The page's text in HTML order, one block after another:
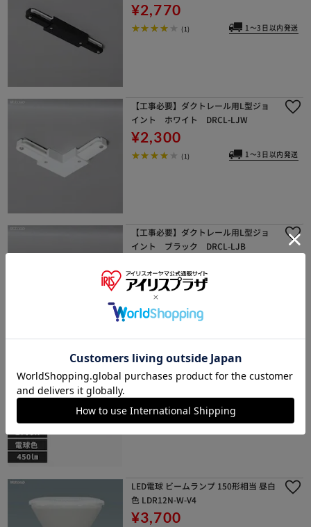
¥2,770
(1) 1～3日以内発送
【工事必要】ダクトレール用L型ジョ
イント ホワイト DRCL-LJW
¥2,300
(1) 1～3日以内発送
【工事必要】ダクトレール用L型ジョ
イント ブラック DRCL-LJB
(1)
【工事必要】【10台セット】高気密S
B形LEDダウンライト 電球色 450lm L
¥23,570
(1)
LED電球 ビームランプ 150形相当 昼白
色 LDR12N-W-V4
¥3,700